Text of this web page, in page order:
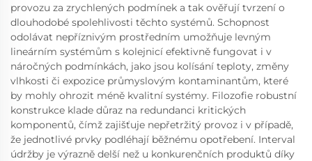
provozu za zrychlených podmínek a tak ověřují tvrzení o
dlouhodobé spolehlivosti těchto systémů. Schopnost
odolávat nepříznivým prostředním umožňuje levným
lineárním systémům s kolejnicí efektivně fungovat i v
náročných podmínkách, jako jsou kolísání teploty, změny
vlhkosti či expozice průmyslovým kontaminantům, které
by mohly ohrozit méně kvalitní systémy. Filozofie robustní
konstrukce klade důraz na redundanci kritických
komponentů, čímž zajišťuje nepřetržitý provoz i v případě,
že jednotlivé prvky podléhají běžnému opotřebení. Interval
údržby je výrazně delší než u konkurenčních produktů díky